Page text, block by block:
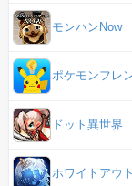
モンハンNow
ポケモンフレ
ドット異世界
ホワイトアウ